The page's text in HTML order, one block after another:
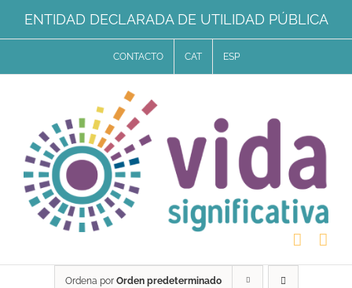
Saltar
al
ENTIDAD DECLARADA DE UTILIDAD PÚBLICA
CONTACTO CAT ESP
Ordena por Orden predeterminado